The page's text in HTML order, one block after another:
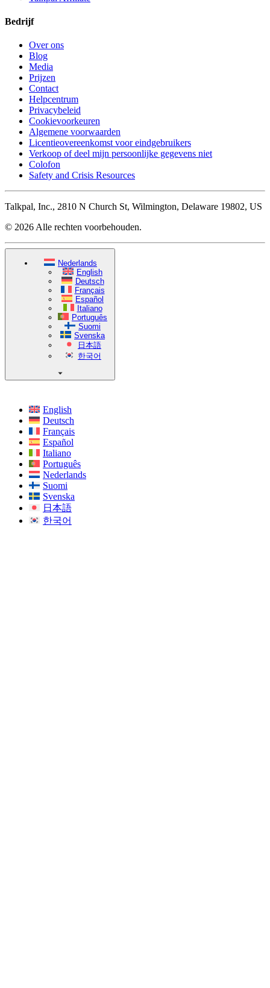
Bedrijf
Over ons
Blog
Media
Prijzen
Contact
Helpcentrum
Privacybeleid
Cookievoorkeuren
Algemene voorwaarden
Licentieovereenkomst voor eindgebruikers
Verkoop of deel mijn persoonlijke gegevens niet
Colofon
Safety and Crisis Resources
Talkpal, Inc., 2810 N Church St, Wilmington, Delaware 19802, US
© 2026 Alle rechten voorbehouden.
Nederlands
English
Deutsch
Français
Español
Italiano
Português
Suomi
Svenska
日本語
한국어
English
Deutsch
Français
Español
Italiano
Português
Nederlands
Suomi
Svenska
日本語
한국어